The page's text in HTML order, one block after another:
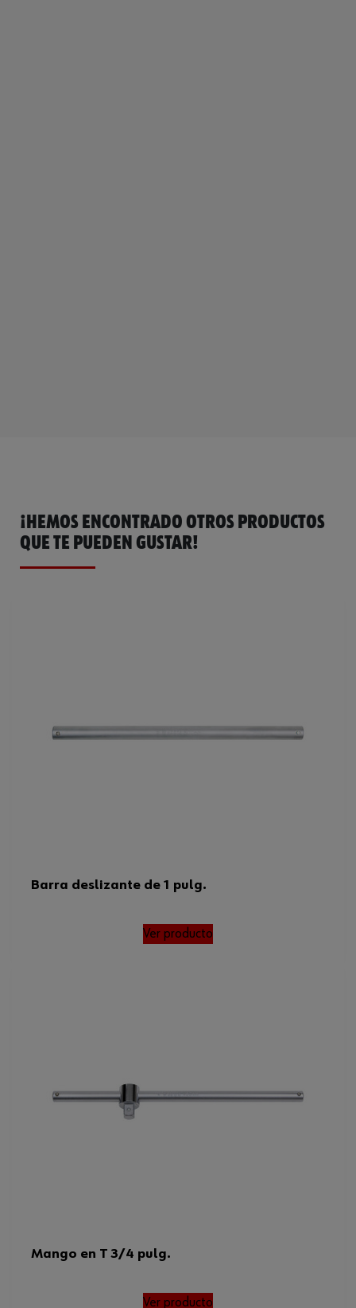
¡HEMOS ENCONTRADO OTROS PRODUCTOS
QUE TE PUEDEN GUSTAR!
Barra deslizante de 1 pulg.
Ver producto
Mango en T 3/4 pulg.
Ver producto